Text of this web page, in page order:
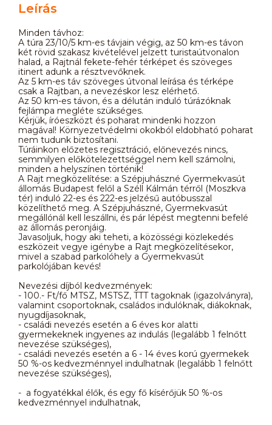
Leírás
Minden távhoz:
A túra 23/10/5 km-es távjain végig, az 50 km-es távon
két rövid szakasz kivételével jelzett turistaútvonalon
halad, a Rajtnál fekete-fehér térképet és szöveges
itinert adunk a résztvevőknek.
Az 5 km-es táv szöveges útvonal leírása és térképe
csak a Rajtban, a nevezéskor lesz elérhető.
Az 50 km-es távon, és a délután induló túrázóknak
fejlámpa megléte szükséges.
Kérjük, íróeszközt és poharat mindenki hozzon
magával! Környezetvédelmi okokból eldobható poharat
nem tudunk biztosítani.
Túráinkon előzetes regisztráció, előnevezés nincs,
semmilyen előkötelezettséggel nem kell számolni,
minden a helyszínen történik!
A Rajt megközelítése: a Szépjuhászné Gyermekvasút
állomás Budapest felől a Széll Kálmán térről (Moszkva
tér) induló 22-es és 222-es jelzésű autóbusszal
közelíthető meg. A Szépjuhászné, Gyermekvasút
megállónál kell leszállni, és pár lépést megtenni befelé
az állomás peronjáig.
Javasoljuk, hogy aki teheti, a közösségi közlekedés
eszközeit vegye igénybe a Rajt megközelítésekor,
mivel a szabad parkolóhely a Gyermekvasút
parkolójában kevés!
Nevezési díjból kedvezmények:
- 100.- Ft/fő MTSZ, MSTSZ, TTT tagoknak (igazolványra),
valamint csoportoknak, családos indulóknak, diákoknak,
nyugdíjasoknak,
- családi nevezés esetén a 6 éves kor alatti
gyermekeknek ingyenes az indulás (legalább 1 felnőtt
nevezése szükséges),
- családi nevezés esetén a 6 - 14 éves korú gyermekek
50 %-os kedvezménnyel indulhatnak (legalább 1 felnőtt
nevezése szükséges),
- a fogyatékkal élők, és egy fő kísérőjük 50 %-os
kedvezménnyel indulhatnak,